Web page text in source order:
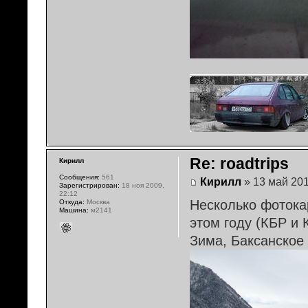
Re: roadtrips
Кирилл » 13 май
Несколько
этом году (КБР и
Зима,
Кирилл
Сообщения: 561
Зарегистрирован: 18 ноя 2009,
22:12
Откуда: Москва
Машина: м2141